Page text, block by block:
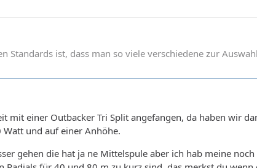
Standards ist, dass man so viele verschiedene zur
mit einer Outbacker Tri Split angefangen, da haben wir
und auf einer Anhöhe.
gehen die hat ja ne Mittelspule aber ich hab meine